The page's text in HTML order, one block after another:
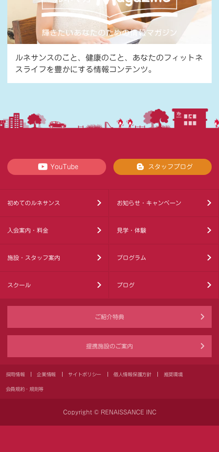
ルネサンスのこと、健康のこと、あなたのフィットネ
スライフを豊かにする情報コンテンツ。
YouTube スタッフブログ
初めてのルネサンス お知らせ・キャンペーン
入会案内・料金 見学・体験
施設・スタッフ案内 プログラム
スクール ブログ
ご紹介特典
提携施設のご案内
採用情報 企業情報 サイトポリシー 個人情報保護方針 推奨環境
会員規約・規則等
Copyright © RENAISSANCE INC